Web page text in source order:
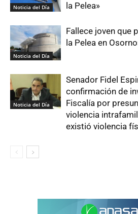
Noticia del Día
la Pelea»
Noticia del Día
Fallece joven que
la Pelea en
Noticia del Día
Senador Fidel
confirmación de
Fiscalía por
violencia
existió violencia